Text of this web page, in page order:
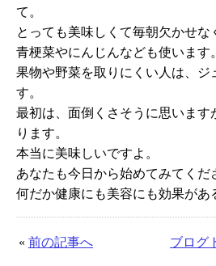
て。
とっても美味しくて毎朝欠かせな
青梗菜やにんじんなども使います
果物や野菜を取りにくい人は、
す。
最初は、面倒くさそうに思いま
ります。
本当に美味しいですよ。
あなたも今日から始めてみてくだ
何だか健康にも美容にも効果があ
« 前の記事へ ブログ